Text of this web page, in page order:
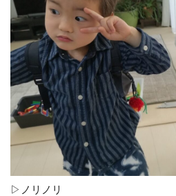
▷ノリノリ